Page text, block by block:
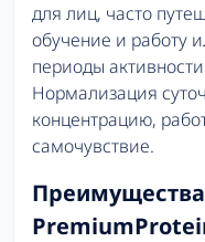
для лиц, часто
обучение и работу
периоды
Нормализация
концентрацию,
самочувствие.